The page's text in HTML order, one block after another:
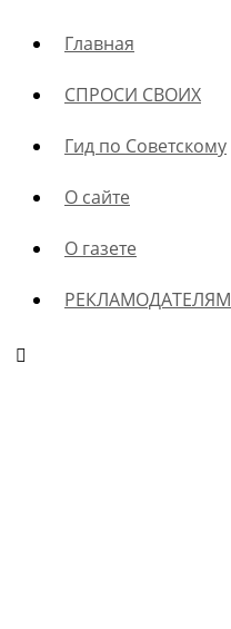
Главная
СПРОСИ СВОИХ
Гид по Советскому
О сайте
О газете
РЕКЛАМОДАТЕЛЯМ